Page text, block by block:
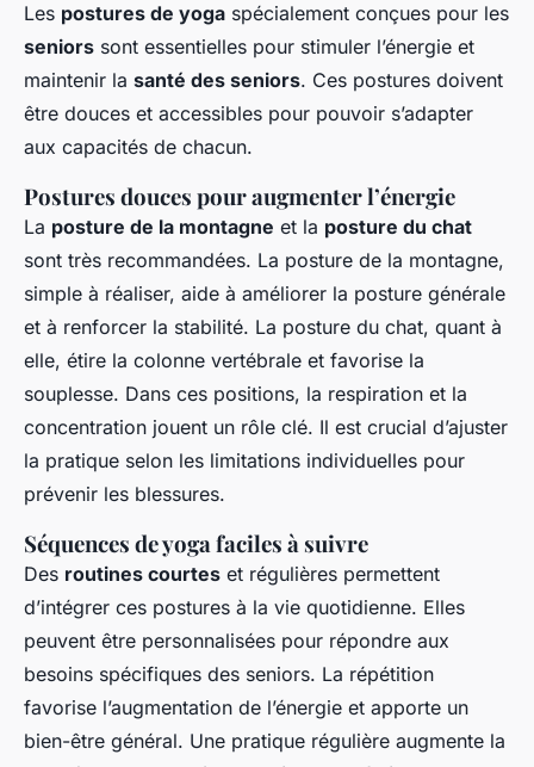
Les postures de yoga spécialement conçues pour les
seniors sont essentielles pour stimuler l’énergie et
maintenir la santé des seniors. Ces postures doivent
être douces et accessibles pour pouvoir s’adapter
aux capacités de chacun.
Postures douces pour augmenter l’énergie
La posture de la montagne et la posture du chat
sont très recommandées. La posture de la montagne,
simple à réaliser, aide à améliorer la posture générale
et à renforcer la stabilité. La posture du chat, quant à
elle, étire la colonne vertébrale et favorise la
souplesse. Dans ces positions, la respiration et la
concentration jouent un rôle clé. Il est crucial d’ajuster
la pratique selon les limitations individuelles pour
prévenir les blessures.
Séquences de yoga faciles à suivre
Des routines courtes et régulières permettent
d’intégrer ces postures à la vie quotidienne. Elles
peuvent être personnalisées pour répondre aux
besoins spécifiques des seniors. La répétition
favorise l’augmentation de l’énergie et apporte un
bien-être général. Une pratique régulière augmente la